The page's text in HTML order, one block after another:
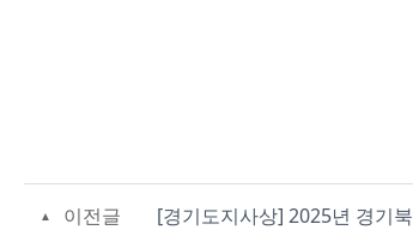
이전글 [경기도지사상] 2025년 경기